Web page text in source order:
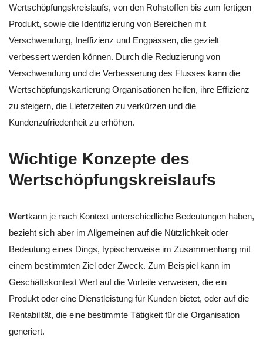
Wertschöpfungskreislaufs, von den Rohstoffen bis zum fertigen
Produkt, sowie die Identifizierung von Bereichen mit
Verschwendung, Ineffizienz und Engpässen, die gezielt
verbessert werden können. Durch die Reduzierung von
Verschwendung und die Verbesserung des Flusses kann die
Wertschöpfungskartierung Organisationen helfen, ihre Effizienz
zu steigern, die Lieferzeiten zu verkürzen und die
Kundenzufriedenheit zu erhöhen.
Wichtige Konzepte des
Wertschöpfungskreislaufs
Wertkann je nach Kontext unterschiedliche Bedeutungen haben,
bezieht sich aber im Allgemeinen auf die Nützlichkeit oder
Bedeutung eines Dings, typischerweise im Zusammenhang mit
einem bestimmten Ziel oder Zweck. Zum Beispiel kann im
Geschäftskontext Wert auf die Vorteile verweisen, die ein
Produkt oder eine Dienstleistung für Kunden bietet, oder auf die
Rentabilität, die eine bestimmte Tätigkeit für die Organisation
generiert.